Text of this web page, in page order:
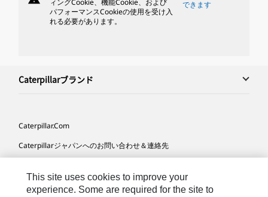
ィングCookie、機能Cookie、および
パフォーマンスCookieの使用を受け入
れる必要があります。
できます
Caterpillarブランド
Caterpillar.com
Caterpillarジャパンへのお問い合わせ＆連絡先
サイト･マップ
This site uses cookies to improve your
experience. Some are required for the site to